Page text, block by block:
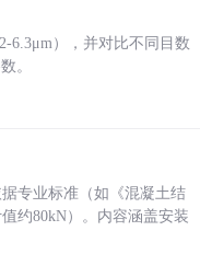
6.3μm），并对比不同目数
。
专业标准（如《混凝土结
约80kN）。内容涵盖安装